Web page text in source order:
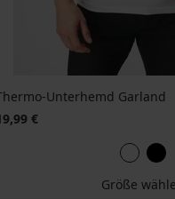
Unterhemd Garland
€
Größe